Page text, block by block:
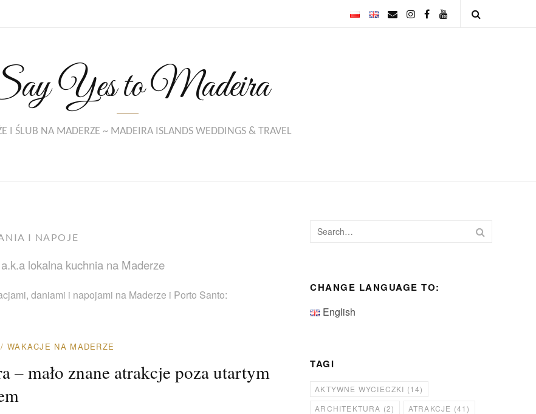
EmailInstagram
Facebook
Youtube
Yes to Madeira
I ŚLUB NA MADERZE ~ MADEIRA ISLANDS WEDDINGS & TRAVEL
I NAPOJE
lokalna kuchnia na Maderze
daniami i napojami na Maderze i Porto Santo:
/ WAKACJE NA MADERZE
– mało znane atrakcje poza utartym
Search
CHANGE LANGUAGE TO:
English
TAGI
AKTYWNE WYCIECZKI (14)
ARCHITEKTURA (2) ATRAKCJE (41)